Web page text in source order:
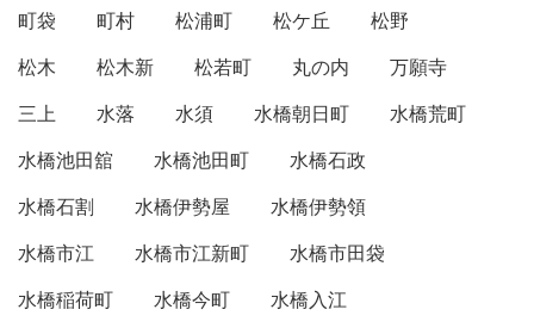
町袋
町村 松浦町 松ケ丘
松野
松木
松木新 松若町 丸の内
万願寺
三上
水落 水須 水橋朝日町
水橋荒町
水橋池田舘
水橋池田町
水橋石政
水橋石割
水橋伊勢屋
水橋伊勢領
水橋市江
水橋市江新町
水橋市田袋
水橋稲荷町
水橋今町
水橋入江